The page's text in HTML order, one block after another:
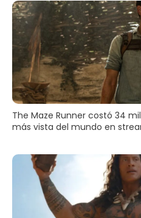
The Maze Runner costó 34
más vista del mundo en